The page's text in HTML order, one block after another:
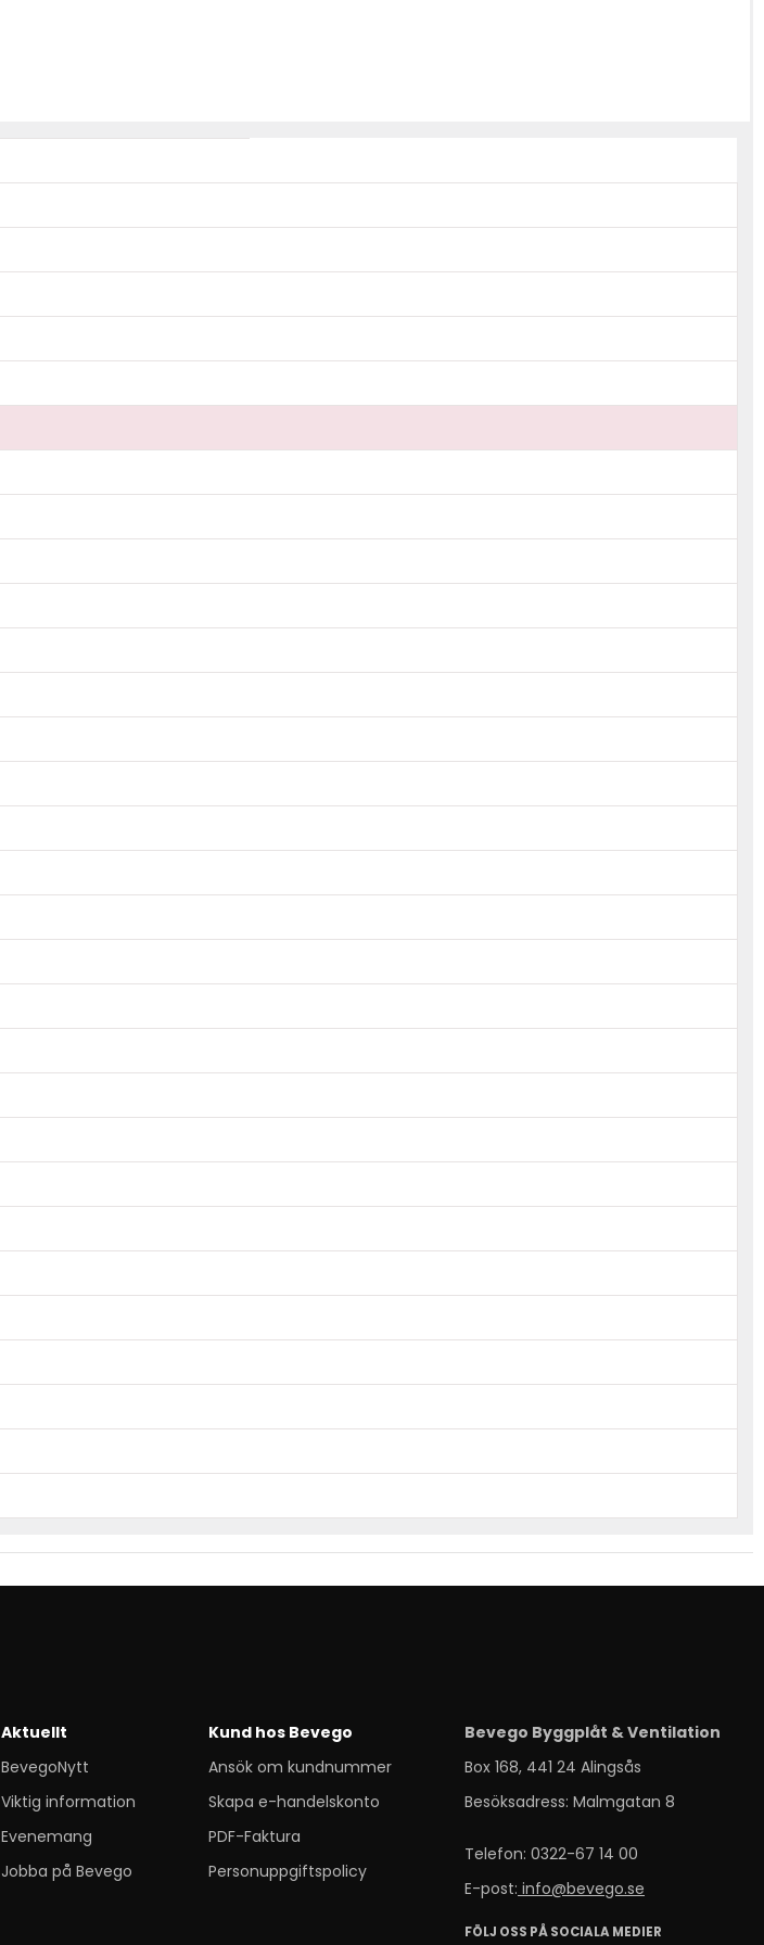
Aktuellt
BevegoNytt
Viktig information
Evenemang
Jobba på Bevego
Kund hos Bevego
Ansök om kundnummer
Skapa e-handelskonto
PDF-Faktura
Personuppgiftspolicy
Bevego Byggplåt & Ventilation
Box 168, 441 24 Alingsås
Besöksadress: Malmgatan 8
Telefon: 0322-67 14 00
E-post: info@bevego.se
FÖLJ OSS PÅ SOCIALA MEDIER